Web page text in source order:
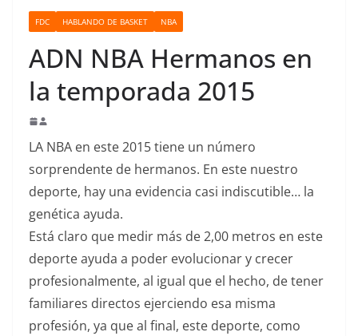
FDC HABLANDO DE BASKET NBA
ADN NBA Hermanos en
la temporada 2015
LA NBA en este 2015 tiene un número
sorprendente de hermanos. En este nuestro
deporte, hay una evidencia casi indiscutible… la
genética ayuda.
Está claro que medir más de 2,00 metros en este
deporte ayuda a poder evolucionar y crecer
profesionalmente, al igual que el hecho, de tener
familiares directos ejerciendo esa misma
profesión, ya que al final, este deporte, como